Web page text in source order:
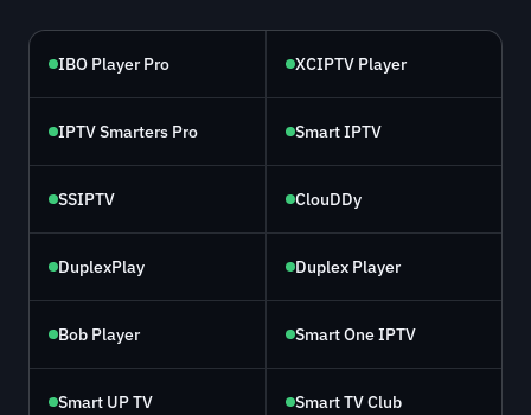
IBO Player Pro XCIPTV Player
IPTV Smarters Pro Smart IPTV
SSIPTV ClouDDy
DuplexPlay Duplex Player
Bob Player Smart One IPTV
Smart UP TV Smart TV Club